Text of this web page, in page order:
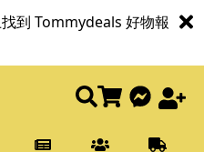
到 Tommydeals 好物報